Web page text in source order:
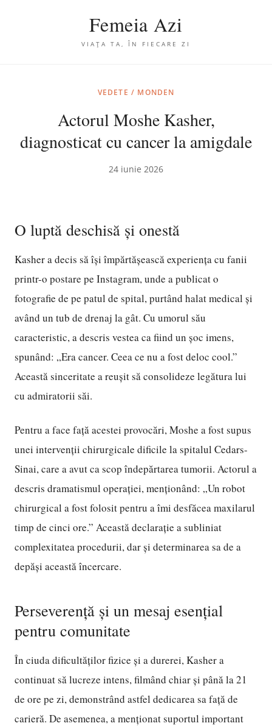
Femeia Azi
VIAȚA TA, ÎN FIECARE ZI
VEDETE / MONDEN
Actorul Moshe Kasher,
diagnosticat cu cancer la amigdale
24 iunie 2026
O luptă deschisă și onestă
Kasher a decis să își împărtășească experiența cu fanii
printr-o postare pe Instagram, unde a publicat o
fotografie de pe patul de spital, purtând halat medical și
având un tub de drenaj la gât. Cu umorul său
caracteristic, a descris vestea ca fiind un șoc imens,
spunând: „Era cancer. Ceea ce nu a fost deloc cool.”
Această sinceritate a reușit să consolideze legătura lui
cu admiratorii săi.
Pentru a face față acestei provocări, Moshe a fost supus
unei intervenții chirurgicale dificile la spitalul Cedars-
Sinai, care a avut ca scop îndepărtarea tumorii. Actorul a
descris dramatismul operației, menționând: „Un robot
chirurgical a fost folosit pentru a îmi desfăcea maxilarul
timp de cinci ore.” Această declarație a subliniat
complexitatea procedurii, dar și determinarea sa de a
depăși această încercare.
Perseverență și un mesaj esențial
pentru comunitate
În ciuda dificultăților fizice și a durerei, Kasher a
continuat să lucreze intens, filmând chiar și până la 21
de ore pe zi, demonstrând astfel dedicarea sa față de
carieră. De asemenea, a menționat suportul important